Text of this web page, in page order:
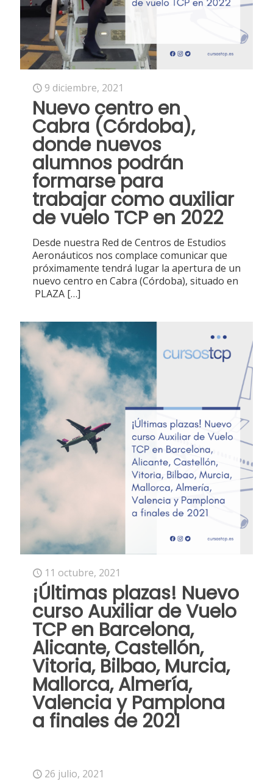
9 diciembre, 2021
Nuevo centro en
Cabra (Córdoba),
donde nuevos
alumnos podrán
formarse para
trabajar como auxiliar
de vuelo TCP en 2022
Desde nuestra Red de Centros de Estudios
Aeronáuticos nos complace comunicar que
próximamente tendrá lugar la apertura de un
nuevo centro en Cabra (Córdoba), situado en
PLAZA […]
11 octubre, 2021
¡Últimas plazas! Nuevo
curso Auxiliar de Vuelo
TCP en Barcelona,
Alicante, Castellón,
Vitoria, Bilbao, Murcia,
Mallorca, Almería,
Valencia y Pamplona
a finales de 2021
26 julio, 2021